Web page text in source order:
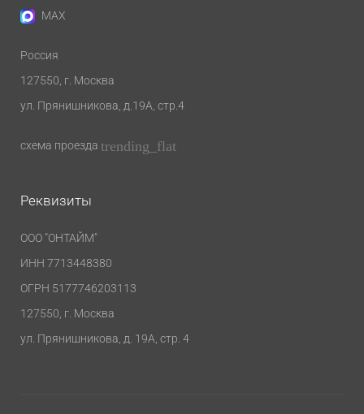
MAX
Россия
127550 , г. Москва
ул. Прянишникова, д.19А, стр.4
схема проезда trending_flat
Реквизиты
ООО "ОНТАЙМ"
ИНН 7713448380
ОГРН 5177746203113
127550, г. Москва
ул. Прянишникова, д. 19А, стр. 4